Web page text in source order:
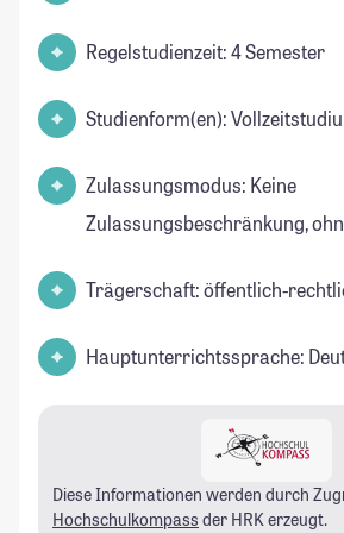
Regelstudienzeit: 4 Semester
Studienform(en):
Zulassungsmodus: Keine
Zulassungsbeschränkung,
Trägerschaft: öffentlich-
Hauptunterrichtssprache:
Diese Informationen werden durch
Hochschulkompass der HRK erzeugt.